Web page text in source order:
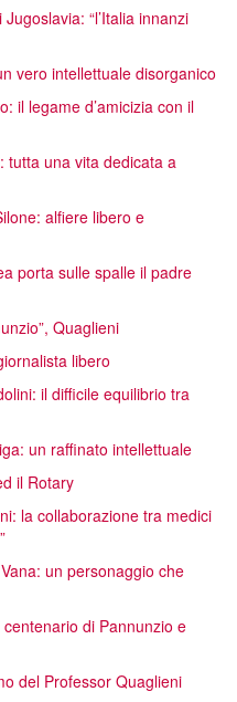
“l’Italia innanzi
vero intellettuale disorganico
il legame d’amicizia con il
tutta una vita dedicata a
alfiere libero e
porta sulle spalle il padre
Quaglieni
libero
il difficile equilibrio tra
un raffinato intellettuale
il Rotary
la collaborazione tra medici
un personaggio che
di Pannunzio e
del Professor Quaglieni